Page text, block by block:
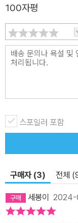
장의 비밀일기인 『지
에 전해야 할 이야기
‘일기들’은 세 권을
적인 것이 정치적인
기는 사람의 손끝에서
100자평
스포일러 포함
구매자 (3) 전체
세봉이